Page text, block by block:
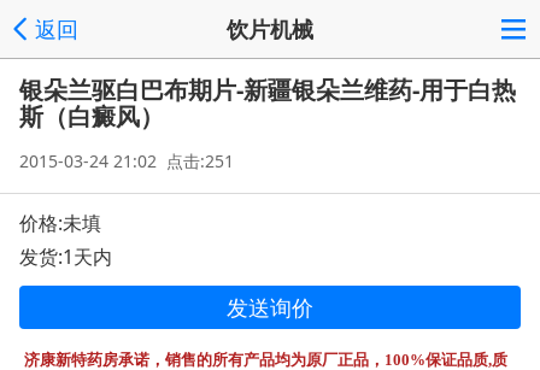
返回 饮片机械
银朵兰驱白巴布期片-新疆银朵兰维药-用于白热
斯（白癜风）
2015-03-24 21:02 点击:251
价格:未填
发货:1天内
发送询价
济康新特药房承诺，销售的所有产品均为原厂正品，100%保证品质,质